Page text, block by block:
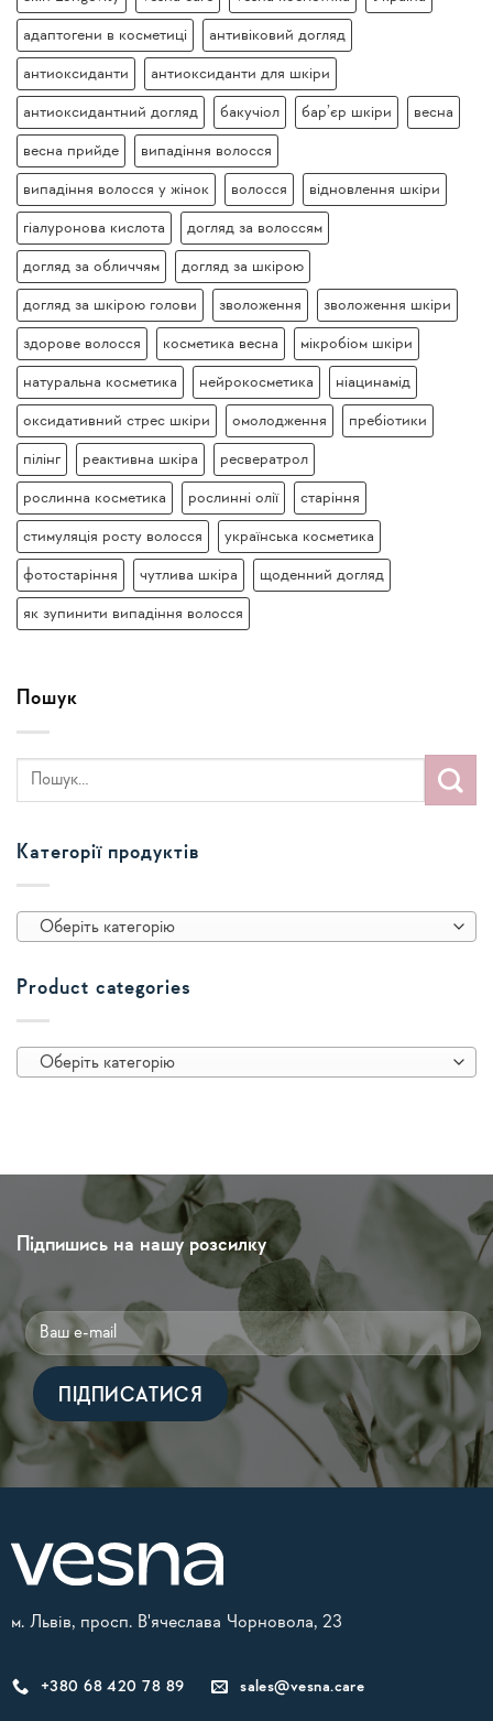
адаптогени в косметиці антивіковий догляд
антиоксиданти антиоксиданти для шкіри
антиоксидантний догляд бакучіол бар’єр шкіри весна
весна прийде випадіння волосся
випадіння волосся у жінок волосся відновлення шкіри
гіалуронова кислота догляд за волоссям
догляд за обличчям догляд за шкірою
догляд за шкірою голови зволоження зволоження шкіри
здорове волосся косметика весна мікробіом шкіри
натуральна косметика нейрокосметика ніацинамід
оксидативний стрес шкіри омолодження пребіотики
пілінг реактивна шкіра ресвератрол
рослинна косметика рослинні олії старіння
стимуляція росту волосся українська косметика
фотостаріння чутлива шкіра щоденний догляд
як зупинити випадіння волосся
Пошук
Категорії продуктів
Оберіть категорію
Product categories
Оберіть категорію
Підпишись на нашу розсилку
Alternative:
м. Львів, просп. В'ячеслава Чорновола, 23
+380 68 420 78 89 sales@vesna.care